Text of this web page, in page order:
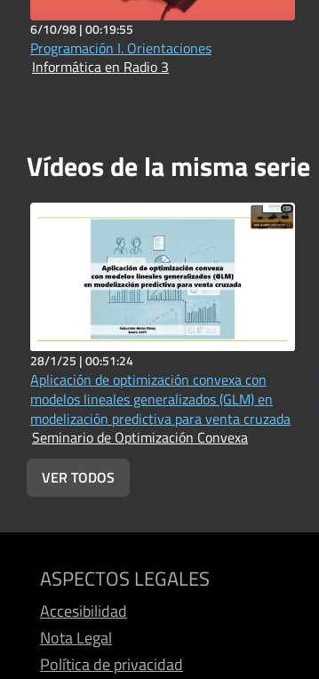
6/10/98 |00:19:55
Programación I. Orientaciones
Informática en Radio 3
Vídeos de la misma serie
28/1/25 |00:51:24
Aplicación de optimización convexa con
modelos lineales generalizados (GLM) en
modelización predictiva para venta cruzada
Seminario de Optimización Convexa
VER TODOS
ASPECTOS LEGALES
Accesibilidad
Nota Legal
Política de privacidad